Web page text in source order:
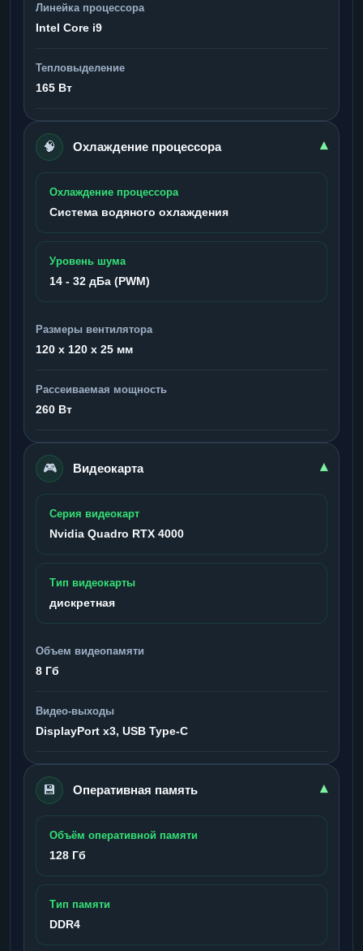
Линейка процессора
Intel Core i9
Тепловыделение
165 Вт
🧠 Охлаждение процессора ▾
Охлаждение процессора
Система водяного охлаждения
Уровень шума
14 - 32 дБа (PWM)
Размеры вентилятора
120 x 120 x 25 мм
Рассеиваемая мощность
260 Вт
🎮 Видеокарта ▾
Серия видеокарт
Nvidia Quadro RTX 4000
Тип видеокарты
дискретная
Объем видеопамяти
8 Гб
Видео-выходы
DisplayPort x3, USB Type-C
💾 Оперативная память ▾
Объём оперативной памяти
128 Гб
Тип памяти
DDR4